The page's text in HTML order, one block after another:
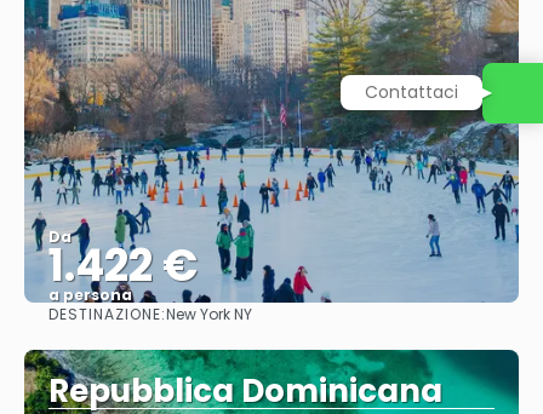
Da
1.422 €
a persona
Vedere
DESTINAZIONE:New York NY
Repubblica Dominicana
Contattaci